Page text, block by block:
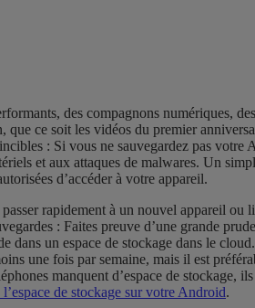
des compagnons numériques,
ce soit les vidéos du premier
: Si vous ne sauvegardez pas
et aux attaques de malwares. Un
d’accéder à votre appareil.
rapidement à un nouvel appareil ou
: Faites preuve d’une grande
dans un espace de stockage dans le
une fois par semaine, mais il est
manquent d’espace de stockage,
de stockage sur votre Android.